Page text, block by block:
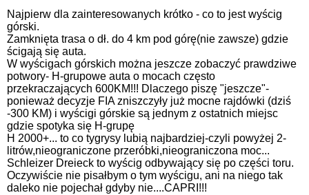
Najpierw dla zainteresowanych krótko - co to jest wyścig
górski.
Zamknięta trasa o dł. do 4 km pod górę(nie zawsze) gdzie
ścigają się auta.
W wyścigach górskich można jeszcze zobaczyć prawdziwe
potwory- H-grupowe auta o mocach często
przekraczających 600KM!!! Dlaczego piszę "jeszcze"-
ponieważ decyzje FIA zniszczyły już mocne rajdówki (dziś
-300 KM) i wyścigi górskie są jednym z ostatnich miejsc
gdzie spotyka się H-grupę
H 2000+... to co tygrysy lubią najbardziej-czyli powyżej 2-
litrów,nieograniczone przeróbki,nieograniczona moc...
Schleizer Dreieck to wyścig odbywający się po części toru.
Oczywiście nie pisałbym o tym wyścigu, ani na niego tak
daleko nie pojechał gdyby nie....CAPRI!!!